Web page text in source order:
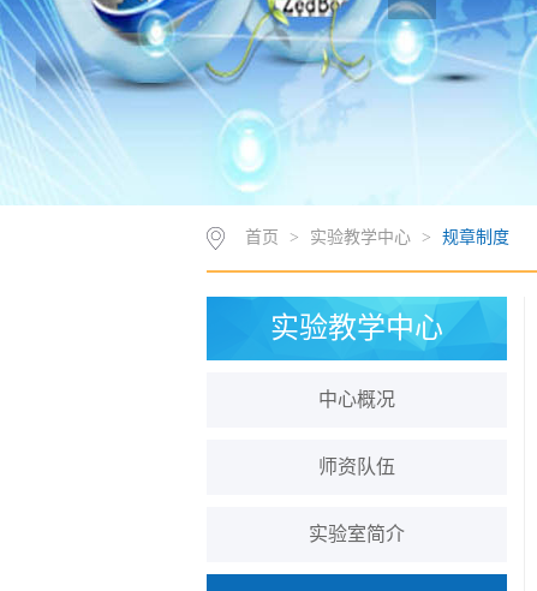
首页 > 实验教学中心 > 规章制度
实验教学中心
中心概况
师资队伍
实验室简介